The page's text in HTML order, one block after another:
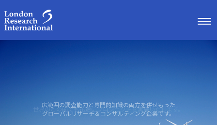
広範囲の調査能力と専門的知識の両方を併せもった
グローバルリサーチ＆コンサルティング企業です。
世界のどの国でも迅速にプロジェクトを実施いたします。